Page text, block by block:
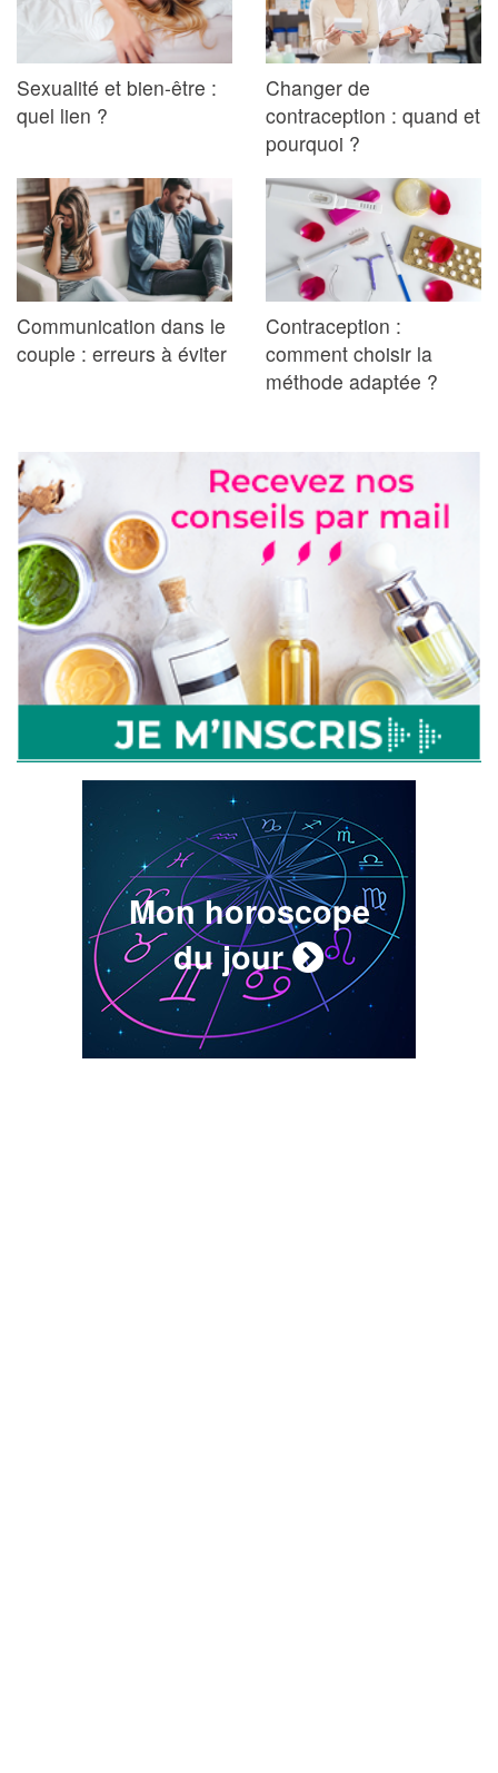
Sexualité et bien-être :
quel lien ?
Changer de
contraception : quand et
pourquoi ?
Communication dans le
couple : erreurs à éviter
Contraception :
comment choisir la
méthode adaptée ?
Mon horoscope
du jour